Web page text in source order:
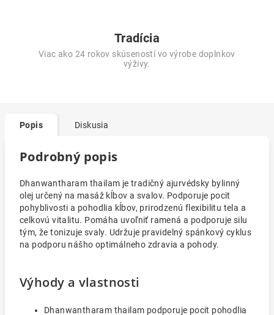
Tradícia
Viac ako 24 rokov skúseností vo výrobe doplnkov
výživy.
Popis Diskusia
Podrobný popis
Dhanwantharam thailam je tradičný ajurvédsky bylinný
olej určený na masáž kĺbov a svalov. Podporuje pocit
pohyblivosti a pohodlia kĺbov, prirodzenú flexibilitu tela a
celkovú vitalitu. Pomáha uvoľniť ramená a podporuje silu
tým, že tonizuje svaly. Udržuje pravidelný spánkový cyklus
na podporu nášho optimálneho zdravia a pohody.
Výhody a vlastnosti
Dhanwantharam thailam podporuje pocit pohodlia